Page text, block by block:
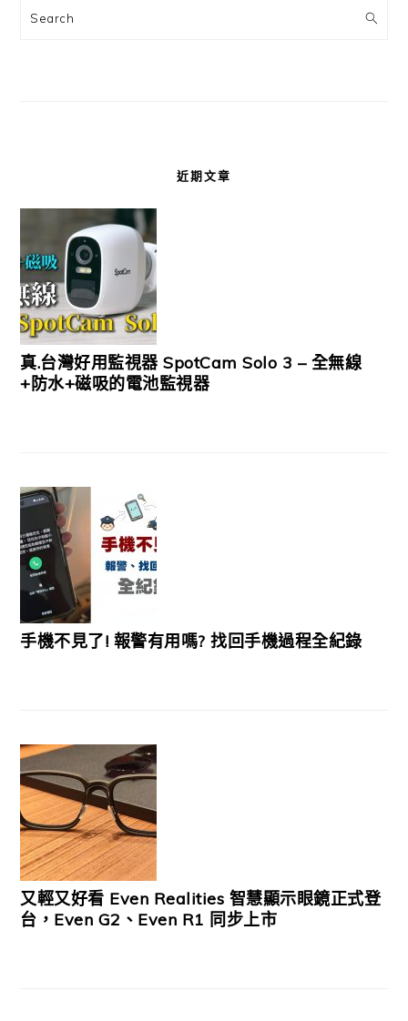
Search
近期文章
真.台灣好用監視器 SpotCam Solo 3 – 全無線
+防水+磁吸的電池監視器
手機不見了! 報警有用嗎? 找回手機過程全紀錄
又輕又好看 Even Realities 智慧顯示眼鏡正式登
台，Even G2、Even R1 同步上市